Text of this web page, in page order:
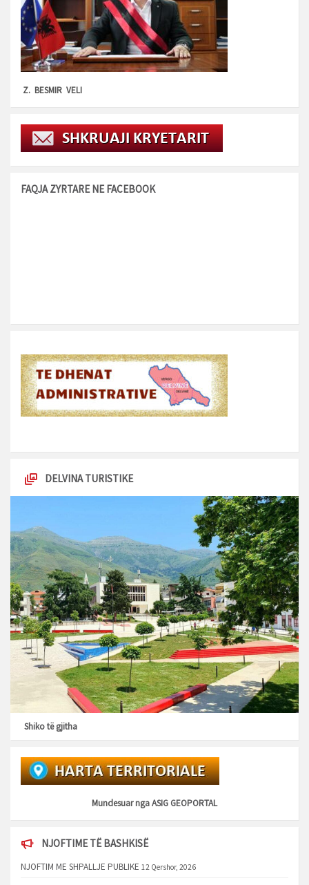
Z. BESMIR VELI
FAQJA ZYRTARE NE FACEBOOK
DELVINA TURISTIKE
Shiko të gjitha
Mundesuar ngaASIG GEOPORTAL
NJOFTIME TË BASHKISË
NJOFTIM ME SHPALLJE PUBLIKE 12 Qershor, 2026